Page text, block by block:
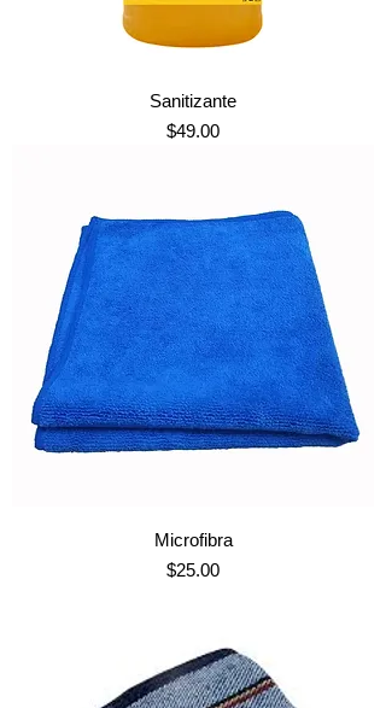
Sanitizante
Precio
$49.00
Microfibra
Precio
$25.00